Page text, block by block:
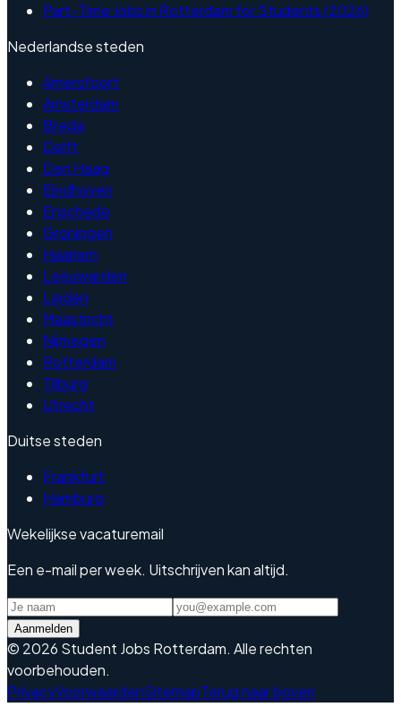
Part-Time Jobs in Rotterdam for Students (2026)
Nederlandse steden
Amersfoort
Amsterdam
Breda
Delft
Den Haag
Eindhoven
Enschede
Groningen
Haarlem
Leeuwarden
Leiden
Maastricht
Nijmegen
Rotterdam
Tilburg
Utrecht
Duitse steden
Frankfurt
Hamburg
Wekelijkse vacaturemail
Een e-mail per week. Uitschrijven kan altijd.
Aanmelden
© 2026 Student Jobs Rotterdam. Alle rechten
voorbehouden.
PrivacyVoorwaardenSitemapTerug naar boven